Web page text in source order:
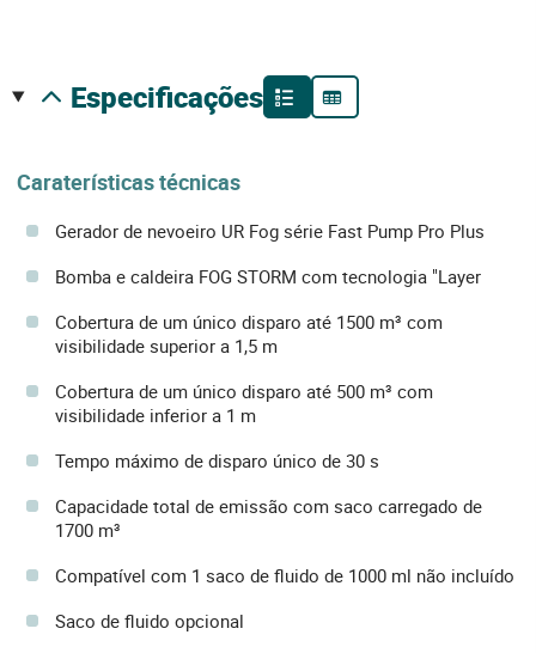
especificações
Caraterísticas técnicas
Gerador de nevoeiro UR Fog série Fast Pump Pro Plus
Bomba e caldeira FOG STORM com tecnologia "Layer
Cobertura de um único disparo até 1500 m³ com
visibilidade superior a 1,5 m
Cobertura de um único disparo até 500 m³ com
visibilidade inferior a 1 m
Tempo máximo de disparo único de 30 s
Capacidade total de emissão com saco carregado de
1700 m³
Compatível com 1 saco de fluido de 1000 ml não incluído
Saco de fluido opcional